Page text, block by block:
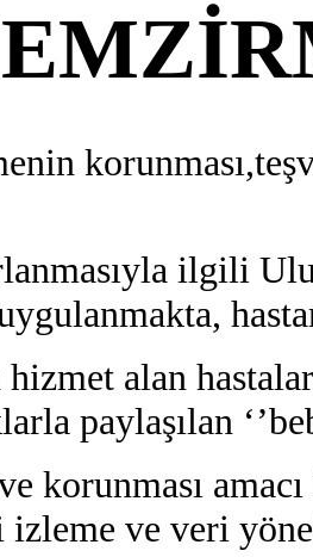
ilgili
alan
paylaşılan
korunması
ve veri